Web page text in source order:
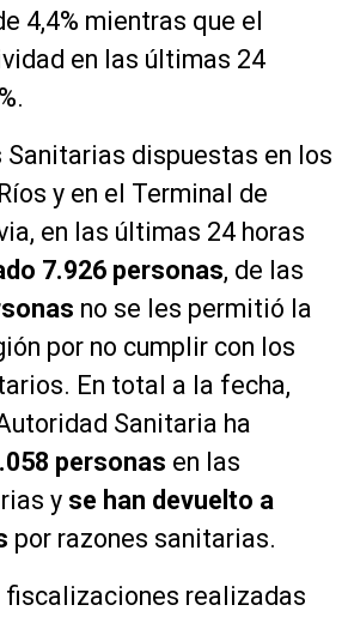
4,4% mientras que el
en las últimas 24
Sanitarias dispuestas en los
y en el Terminal de
en las últimas 24 horas
7.926 personas, de las
no se les permitió la
por no cumplir con los
En total a la fecha,
Sanitaria ha
personas en las
y se han devuelto a
por razones sanitarias.
fiscalizaciones realizadas